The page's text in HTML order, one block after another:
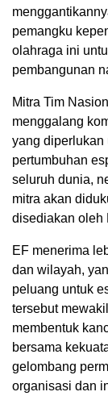
pemangku
olahraga ini
pembangunan
Mitra Tim
menggalang
yang diperlukan
pertumbuhan
seluruh dunia,
mitra akan
disediakan oleh
EF menerima
dan wilayah,
peluang untuk
tersebut
membentuk
bersama
gelombang
organisasi dan